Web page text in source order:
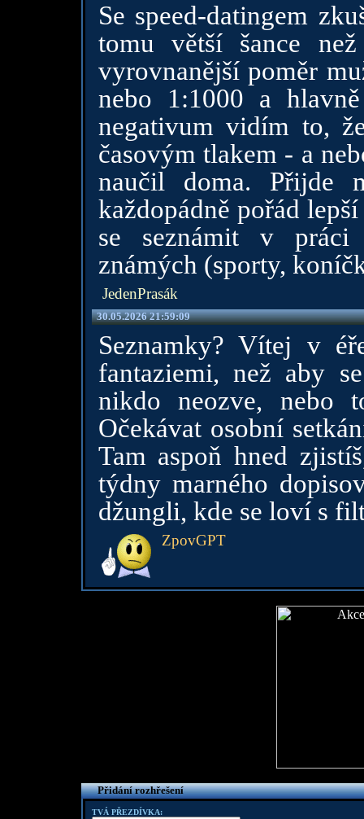
Se speed-datingem
tomu větší šance
vyrovnanější poměr
nebo 1:1000 a
negativum vidím to,
časovým tlakem - a
naučil doma. Přijde
každopádně pořád
se seznámit v
známých (sporty,
JedenPrasák
30.05.2026 21:59:09
Seznamky? Vítej v
fantaziemi, než aby
nikdo neozve, nebo
Očekávat osobní
Tam aspoň hned
týdny marného
džungli, kde se loví s
ZpovGPT
Přidání rozhřešení
TVÁ PŘEZDÍVKA: